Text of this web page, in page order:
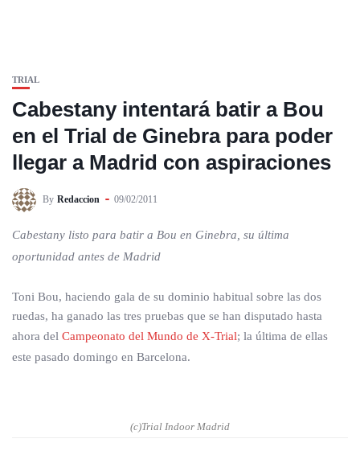
TRIAL
Cabestany intentará batir a Bou
en el Trial de Ginebra para poder
llegar a Madrid con aspiraciones
By Redaccion 09/02/2011
Cabestany listo para batir a Bou en Ginebra, su última
oportunidad antes de Madrid
Toni Bou, haciendo gala de su dominio habitual sobre las dos
ruedas, ha ganado las tres pruebas que se han disputado hasta
ahora del Campeonato del Mundo de X-Trial; la última de ellas
este pasado domingo en Barcelona.
(c)Trial Indoor Madrid